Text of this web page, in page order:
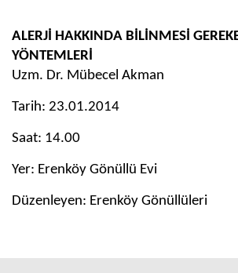
ALERJİ HAKKINDA BİLİNMESİ
YÖNTEMLERİ
Uzm. Dr. Mübecel Akman
Tarih: 23.01.2014
Saat: 14.00
Yer: Erenköy Gönüllü Evi
Düzenleyen: Erenköy Gönüllüleri